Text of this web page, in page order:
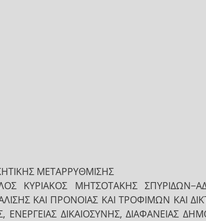
ΜΕΤΑΡΡΥΘΜΙΣΗΣ
ΚΥΡΙΑΚΟΣ ΜΗΤΣΟΤΑΚΗΣ
ΚΑΙ ΠΡΟΝΟΙΑΣ ΚΑΙ ΤΡΟΦΙΜΩΝ ΚΑΙ
ΔΙΚΑΙΟΣΥΝΗΣ, ΔΙΑΦΑΝΕΙΑΣ